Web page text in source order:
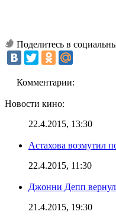
Поделитесь в
Комментарии:
Новости кино:
22.4.2015, 13:30
Астахова возмутил
22.4.2015, 11:30
Джонни Депп
21.4.2015, 19:30